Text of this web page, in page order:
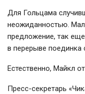
Для Гольцама
неожиданностью.
предложение, так
в перерыве поединка
Естественно, Майкл
Пресс-секретарь